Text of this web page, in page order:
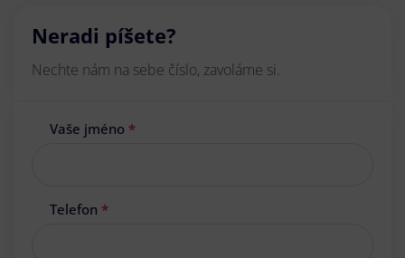
Neradi píšete?
Nechte nám na sebe číslo, zavoláme si.
Vaše jméno *
Telefon *